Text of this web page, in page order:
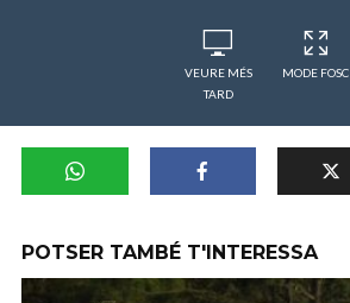
VEURE MÉS
TARD
MODE FOSC
POTSER TAMBÉ T'INTERESSA